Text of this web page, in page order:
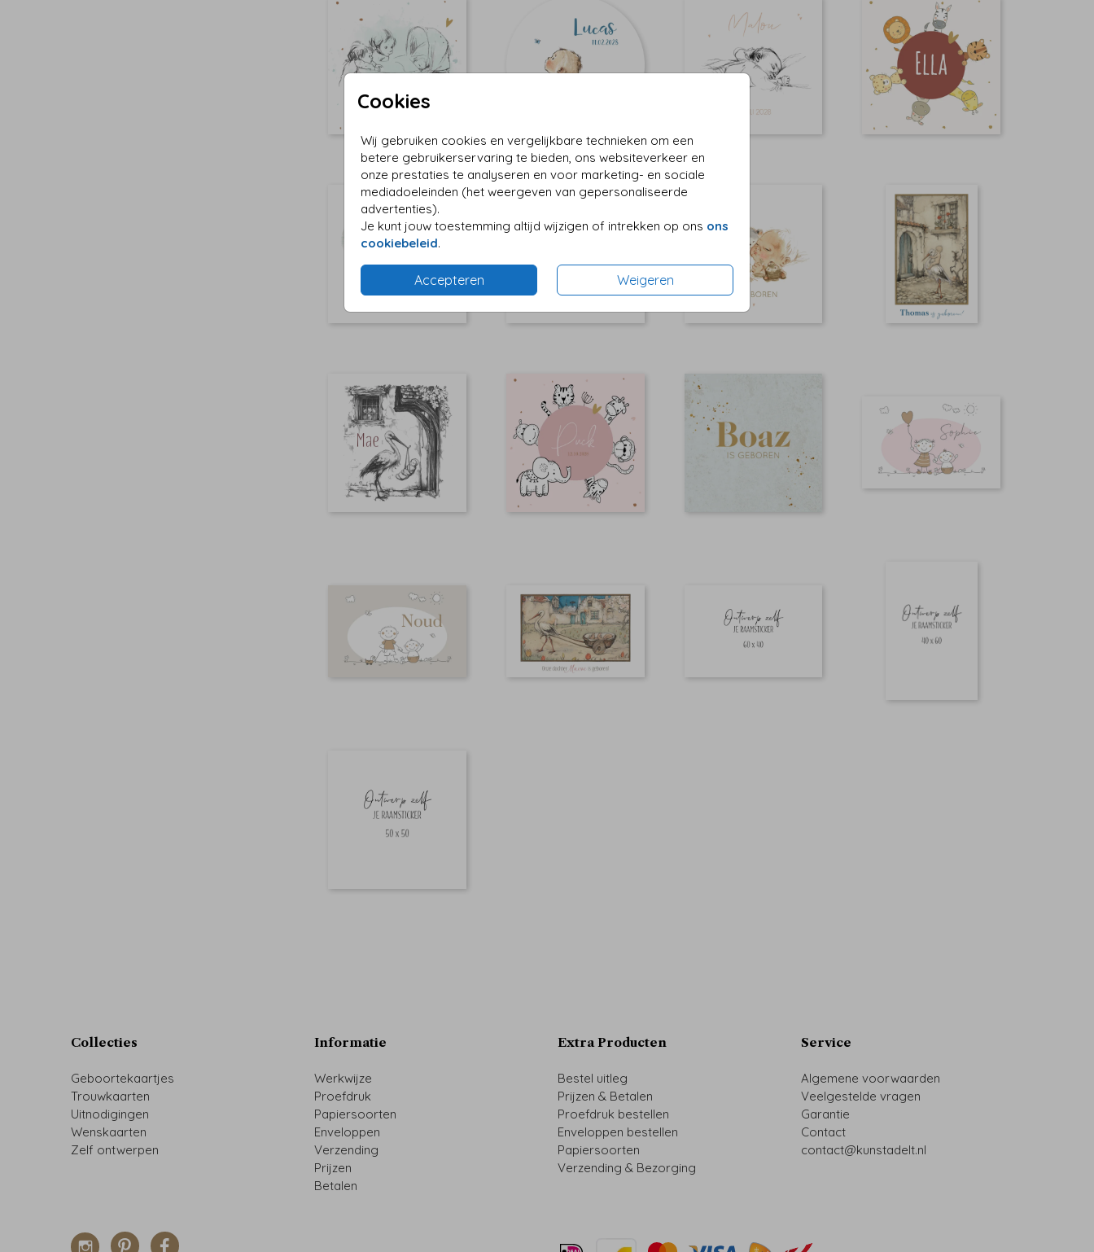
Cookies
Wij gebruiken cookies en vergelijkbare technieken om een
betere gebruikerservaring te bieden, ons websiteverkeer en
onze prestaties te analyseren en voor marketing- en sociale
mediadoeleinden (het weergeven van gepersonaliseerde
advertenties).
Je kunt jouw toestemming altijd wijzigen of intrekken op ons ons
cookiebeleid.
Accepteren Weigeren
Collecties
Geboortekaartjes
Trouwkaarten
Uitnodigingen
Wenskaarten
Zelf ontwerpen
Informatie
Werkwijze
Proefdruk
Papiersoorten
Enveloppen
Verzending
Prijzen
Betalen
Extra Producten
Bestel uitleg
Prijzen & Betalen
Proefdruk bestellen
Enveloppen bestellen
Papiersoorten
Verzending & Bezorging
Service
Algemene voorwaarden
Veelgestelde vragen
Garantie
Contact
contact@kunstadelt.nl